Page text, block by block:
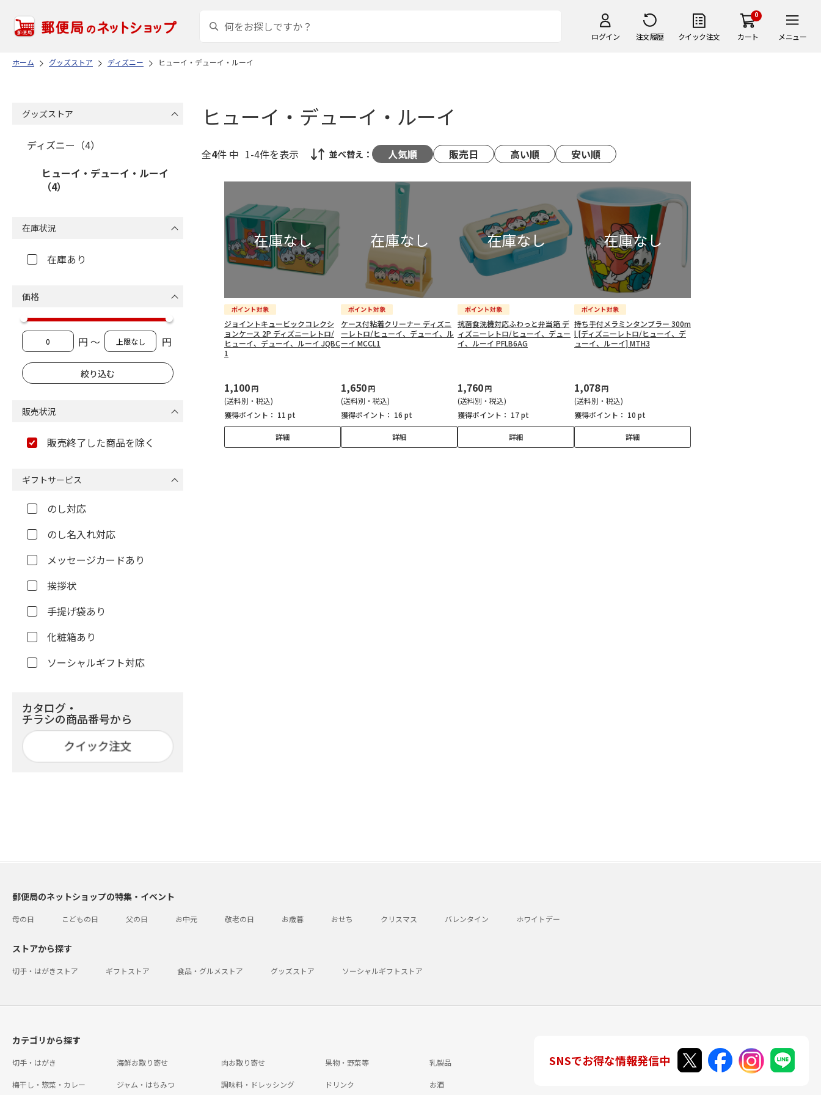
ログイン 注文履歴 クイック注文
0
カート メニュー
ホーム グッズストア ディズニー ヒューイ・デューイ・ルーイ
ヒューイ・デューイ・ルーイ
全4件 中 1-4件を表示 並べ替え： 人気順 販売日 高い順 安い順
ジョイントキュービックコレクシ
ョンケース 2P ディズニーレトロ/
ヒューイ、デューイ、ルーイ JQBC
1
1,100円
(送料別・税込)
獲得ポイント： 11 pt
詳細
ケース付粘着クリーナー ディズニ
ーレトロ/ヒューイ、デューイ、ル
ーイ MCCL1
1,650円
(送料別・税込)
獲得ポイント： 16 pt
詳細
抗菌食洗機対応ふわっと弁当箱 デ
ィズニーレトロ/ヒューイ、デュー
イ、ルーイ PFLB6AG
1,760円
(送料別・税込)
獲得ポイント： 17 pt
詳細
持ち手付メラミンタンブラー 300m
l [ディズニーレトロ/ヒューイ、デ
ューイ、ルーイ] MTH3
1,078円
(送料別・税込)
獲得ポイント： 10 pt
詳細
グッズストア
ディズニー（4）
ヒューイ・デューイ・ルーイ
（4）
在庫状況
在庫あり
価格
円 ～ 円
販売状況
販売終了した商品を除く
ギフトサービス
のし対応
のし名入れ対応
メッセージカードあり
挨拶状
手提げ袋あり
化粧箱あり
ソーシャルギフト対応
カタログ・
チラシの商品番号から
郵便局のネットショップの特集・イベント
母の日 こどもの日 父の日 お中元 敬老の日 お歳暮 おせち クリスマス バレンタイン ホワイトデー
ストアから探す
切手・はがきストア ギフトストア 食品・グルメストア グッズストア ソーシャルギフトストア
カテゴリから探す
切手・はがき 海鮮お取り寄せ 肉お取り寄せ 果物・野菜等 乳製品
梅干し・惣菜・カレー ジャム・はちみつ 調味料・ドレッシング ドリンク お酒
SNSでお得な情報発信中